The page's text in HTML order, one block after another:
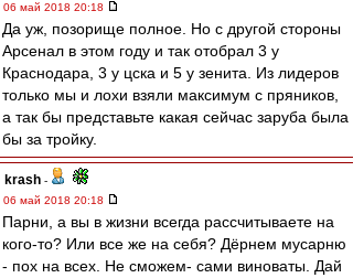
06 май 2018 20:18
Да уж, позорище полное. Но с другой стороны
Арсенал в этом году и так отобрал 3 у
Краснодара, 3 у цска и 5 у зенита. Из лидеров
только мы и лохи взяли максимум с пряников,
а так бы представьте какая сейчас заруба была
бы за тройку.
krash -
06 май 2018 20:18
Парни, а вы в жизни всегда рассчитываете на
кого-то? Или все же на себя? Дёрнем мусарню
- пох на всех. Не сможем- сами виноваты. Дай